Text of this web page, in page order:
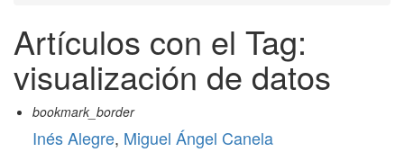
Artículos con el Tag:
visualización de datos
bookmark_border
Inés Alegre, Miguel Ángel Canela